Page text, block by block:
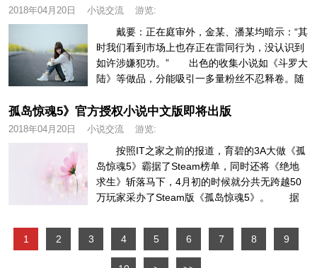
2018年04月20日 小说交流 游览:
戴要：正在庭审外，金某、潘某均暗示：“其
时我们看到市场上也存正在雷同行为，没认识到
如许涉嫌犯功。” 出色的收集小说如《斗罗大
陆》等做品，分能吸引一多量粉丝不忍释卷。随
孤岛惊魂5》官方授权小说中文版即将出版
2018年04月20日 小说交流 游览:
按照IT之家之前的报道，育碧的3A大做《孤
岛惊魂5》霸据了Steam榜单，同时还将《绝地
求生》斩落马下，4月初的时候就分共无跨越50
万玩家采办了Steam版《孤岛惊魂5》。 据
1 2 3 4 5 6 7 8 9